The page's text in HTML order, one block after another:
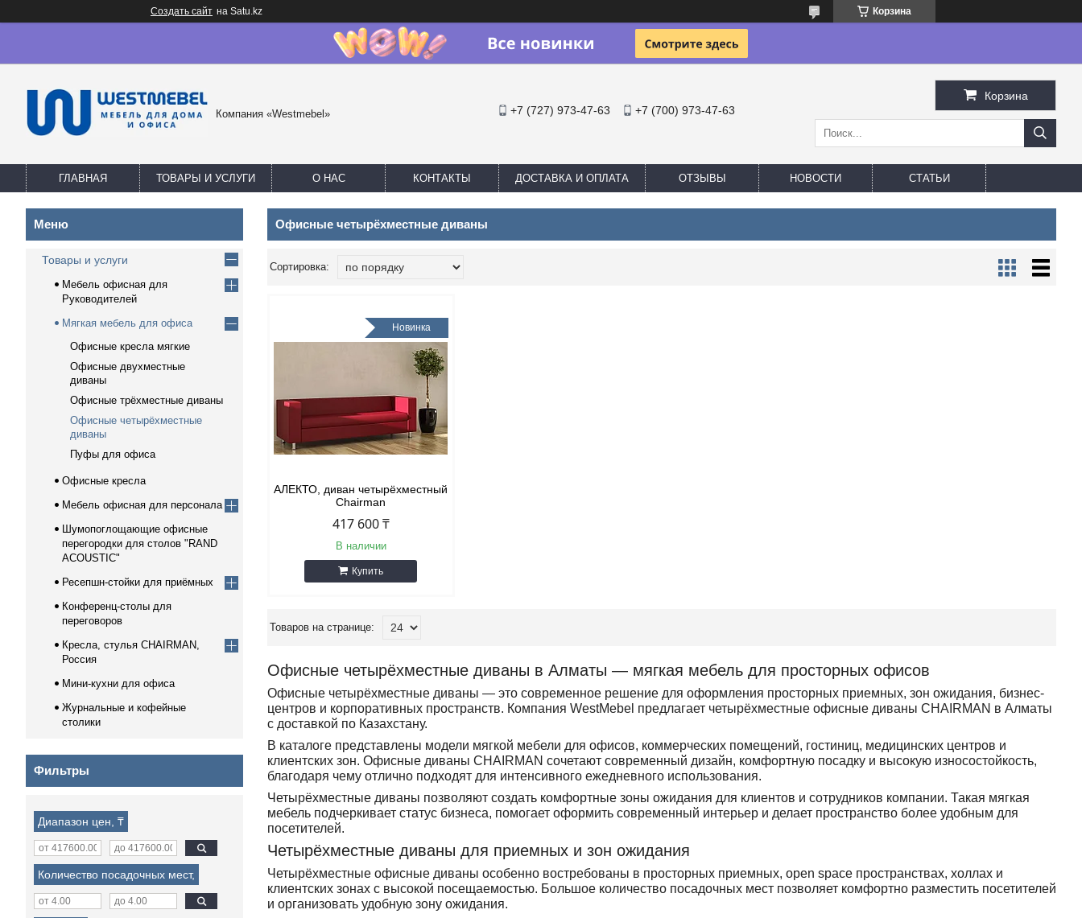
Создать сайт на Satu.kz Корзина
Компания «Westmebel» +7 (727) 973-47-63 +7 (700) 973-47-63
Корзина
ГЛАВНАЯ ТОВАРЫ И УСЛУГИ О НАС КОНТАКТЫ ДОСТАВКА И ОПЛАТА ОТЗЫВЫ НОВОСТИ СТАТЬИ
Офисные четырёхместные диваны
Новинка
АЛЕКТО, диван четырёхместный
Chairman
417 600 ₸
В наличии
Купить
Офисные четырёхместные диваны в Алматы — мягкая мебель для просторных офисов
Офисные четырёхместные диваны — это современное решение для оформления просторных приемных, зон ожидания, бизнес-
центров и корпоративных пространств. Компания WestMebel предлагает четырёхместные офисные диваны CHAIRMAN в Алматы
с доставкой по Казахстану.
В каталоге представлены модели мягкой мебели для офисов, коммерческих помещений, гостиниц, медицинских центров и
клиентских зон. Офисные диваны CHAIRMAN сочетают современный дизайн, комфортную посадку и высокую износостойкость,
благодаря чему отлично подходят для интенсивного ежедневного использования.
Четырёхместные диваны позволяют создать комфортные зоны ожидания для клиентов и сотрудников компании. Такая мягкая
мебель подчеркивает статус бизнеса, помогает оформить современный интерьер и делает пространство более удобным для
посетителей.
Четырёхместные диваны для приемных и зон ожидания
Четырёхместные офисные диваны особенно востребованы в просторных приемных, open space пространствах, холлах и
клиентских зонах с высокой посещаемостью. Большое количество посадочных мест позволяет комфортно разместить посетителей
и организовать удобную зону ожидания.
Товары и услуги
Мебель офисная для
Руководителей
Мягкая мебель для офиса
Офисные кресла мягкие
Офисные двухместные
диваны
Офисные трёхместные диваны
Офисные четырёхместные
диваны
Пуфы для офиса
Офисные кресла
Мебель офисная для персонала
Шумопоглощающие офисные
перегородки для столов "RAND
ACOUSTIC"
Ресепшн-стойки для приёмных
Конференц-столы для
переговоров
Кресла, стулья CHAIRMAN,
Россия
Мини-кухни для офиса
Журнальные и кофейные
столики
Фильтры
Диапазон цен, ₸
Количество посадочных мест,